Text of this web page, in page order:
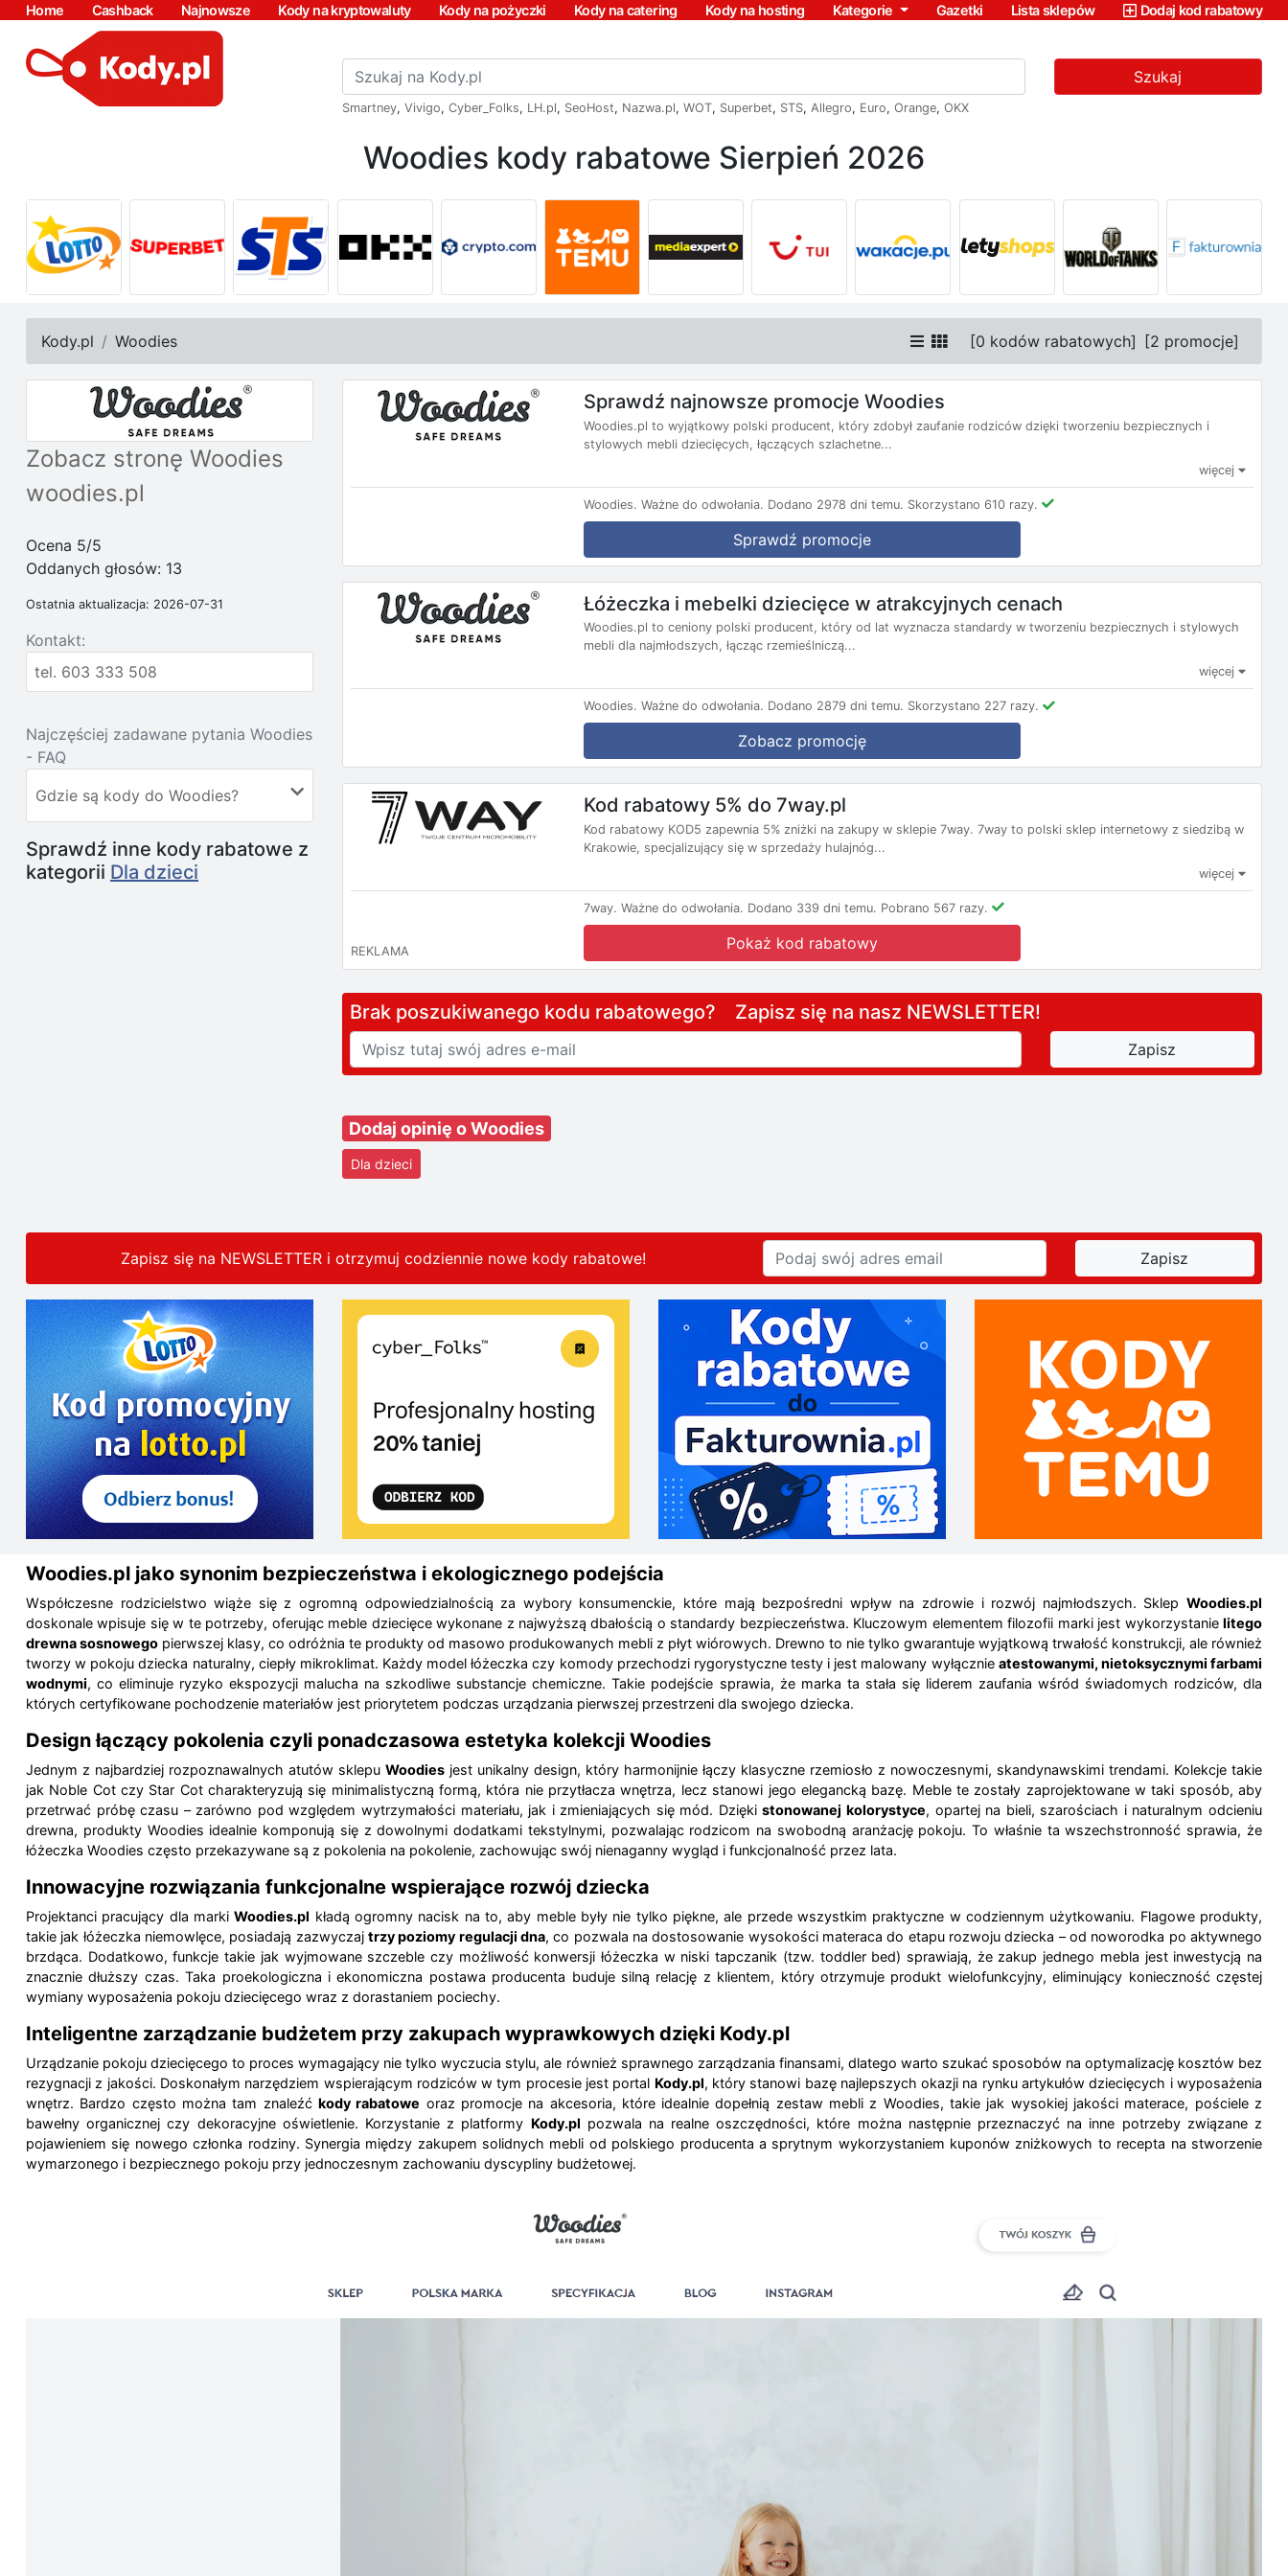
Home Cashback Najnowsze Kody na kryptowaluty Kody na pożyczki Kody na catering Kody na hosting Kategorie Gazetki Lista sklepów Dodaj kod rabatowy
Szukaj
Smartney, Vivigo, Cyber_Folks, LH.pl, SeoHost, Nazwa.pl, WOT, Superbet, STS, Allegro, Euro, Orange, OKX
Woodies kody rabatowe Sierpień 2026
Kody.pl Woodies [0 kodów rabatowych] [2 promocje]
Zobacz stronę Woodies
woodies.pl
Ocena 5/5
Oddanych głosów: 13
Ostatnia aktualizacja: 2026-07-31
Kontakt:
tel. 603 333 508
Najczęściej zadawane pytania Woodies
- FAQ
Gdzie są kody do Woodies?
Sprawdź inne kody rabatowe z
kategorii Dla dzieci
Sprawdź najnowsze promocje Woodies
Woodies.pl to wyjątkowy polski producent, który zdobył zaufanie rodziców dzięki tworzeniu bezpiecznych i
stylowych mebli dziecięcych, łączących szlachetne...
więcej
Woodies. Ważne do odwołania. Dodano 2978 dni temu. Skorzystano 610 razy.
Sprawdź promocje
Łóżeczka i mebelki dziecięce w atrakcyjnych cenach
Woodies.pl to ceniony polski producent, który od lat wyznacza standardy w tworzeniu bezpiecznych i stylowych
mebli dla najmłodszych, łącząc rzemieślniczą...
więcej
Woodies. Ważne do odwołania. Dodano 2879 dni temu. Skorzystano 227 razy.
Zobacz promocję
Kod rabatowy 5% do 7way.pl
Kod rabatowy KOD5 zapewnia 5% zniżki na zakupy w sklepie 7way. 7way to polski sklep internetowy z siedzibą w
Krakowie, specjalizujący się w sprzedaży hulajnóg...
więcej
7way. Ważne do odwołania. Dodano 339 dni temu. Pobrano 567 razy.
REKLAMA Pokaż kod rabatowy
Brak poszukiwanego kodu rabatowego? Zapisz się na nasz NEWSLETTER!
Dodaj opinię o Woodies
Dla dzieci
Zapisz się na NEWSLETTER i otrzymuj codziennie nowe kody rabatowe!
Woodies.pl jako synonim bezpieczeństwa i ekologicznego podejścia
Współczesne rodzicielstwo wiąże się z ogromną odpowiedzialnością za wybory konsumenckie, które mają bezpośredni wpływ na zdrowie i rozwój najmłodszych. Sklep Woodies.pl
doskonale wpisuje się w te potrzeby, oferując meble dziecięce wykonane z najwyższą dbałością o standardy bezpieczeństwa. Kluczowym elementem filozofii marki jest wykorzystanie litego
drewna sosnowego pierwszej klasy, co odróżnia te produkty od masowo produkowanych mebli z płyt wiórowych. Drewno to nie tylko gwarantuje wyjątkową trwałość konstrukcji, ale również
tworzy w pokoju dziecka naturalny, ciepły mikroklimat. Każdy model łóżeczka czy komody przechodzi rygorystyczne testy i jest malowany wyłącznie atestowanymi, nietoksycznymi farbami
wodnymi, co eliminuje ryzyko ekspozycji malucha na szkodliwe substancje chemiczne. Takie podejście sprawia, że marka ta stała się liderem zaufania wśród świadomych rodziców, dla
których certyfikowane pochodzenie materiałów jest priorytetem podczas urządzania pierwszej przestrzeni dla swojego dziecka.
Design łączący pokolenia czyli ponadczasowa estetyka kolekcji Woodies
Jednym z najbardziej rozpoznawalnych atutów sklepu Woodies jest unikalny design, który harmonijnie łączy klasyczne rzemiosło z nowoczesnymi, skandynawskimi trendami. Kolekcje takie
jak Noble Cot czy Star Cot charakteryzują się minimalistyczną formą, która nie przytłacza wnętrza, lecz stanowi jego elegancką bazę. Meble te zostały zaprojektowane w taki sposób, aby
przetrwać próbę czasu – zarówno pod względem wytrzymałości materiału, jak i zmieniających się mód. Dziękistonowanej kolorystyce, opartej na bieli, szarościach i naturalnym odcieniu
drewna, produkty Woodies idealnie komponują się z dowolnymi dodatkami tekstylnymi, pozwalając rodzicom na swobodną aranżację pokoju. To właśnie ta wszechstronność sprawia, że
łóżeczka Woodies często przekazywane są z pokolenia na pokolenie, zachowując swój nienaganny wygląd i funkcjonalność przez lata.
Innowacyjne rozwiązania funkcjonalne wspierające rozwój dziecka
Projektanci pracujący dla markiWoodies.pl kładą ogromny nacisk na to, aby meble były nie tylko piękne, ale przede wszystkim praktyczne w codziennym użytkowaniu. Flagowe produkty,
takie jak łóżeczka niemowlęce, posiadają zazwyczaj trzy poziomy regulacji dna, co pozwala na dostosowanie wysokości materaca do etapu rozwoju dziecka – od noworodka po aktywnego
brzdąca. Dodatkowo, funkcje takie jak wyjmowane szczeble czy możliwość konwersji łóżeczka w niski tapczanik (tzw. toddler bed) sprawiają, że zakup jednego mebla jest inwestycją na
znacznie dłuższy czas. Taka proekologiczna i ekonomiczna postawa producenta buduje silną relację z klientem, który otrzymuje produkt wielofunkcyjny, eliminujący konieczność częstej
wymiany wyposażenia pokoju dziecięcego wraz z dorastaniem pociechy.
Inteligentne zarządzanie budżetem przy zakupach wyprawkowych dzięki Kody.pl
Urządzanie pokoju dziecięcego to proces wymagający nie tylko wyczucia stylu, ale również sprawnego zarządzania finansami, dlatego warto szukać sposobów na optymalizację kosztów bez
rezygnacji z jakości. Doskonałym narzędziem wspierającym rodziców w tym procesie jest portal Kody.pl, który stanowi bazę najlepszych okazji na rynku artykułów dziecięcych i wyposażenia
wnętrz. Bardzo często można tam znaleźć kody rabatowe oraz promocje na akcesoria, które idealnie dopełnią zestaw mebli z Woodies, takie jak wysokiej jakości materace, pościele z
bawełny organicznej czy dekoracyjne oświetlenie. Korzystanie z platformy Kody.pl pozwala na realne oszczędności, które można następnie przeznaczyć na inne potrzeby związane z
pojawieniem się nowego członka rodziny. Synergia między zakupem solidnych mebli od polskiego producenta a sprytnym wykorzystaniem kuponów zniżkowych to recepta na stworzenie
wymarzonego i bezpiecznego pokoju przy jednoczesnym zachowaniu dyscypliny budżetowej.